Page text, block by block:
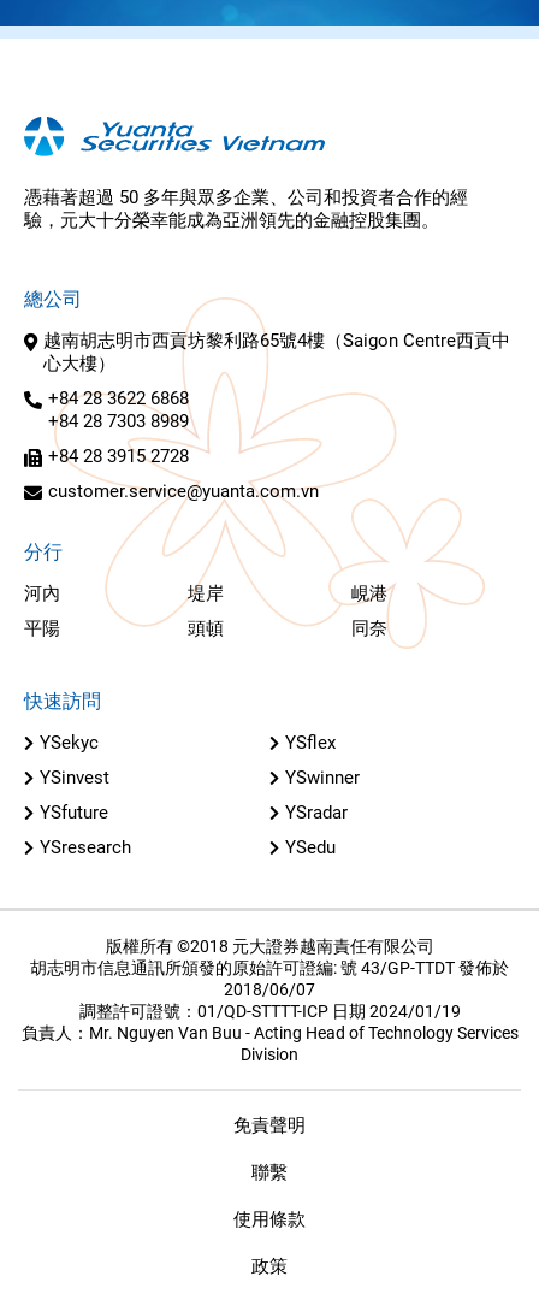
憑藉著超過 50 多年與眾多企業、公司和投資者合作的經
驗，元大十分榮幸能成為亞洲領先的金融控股集團。
總公司
越南胡志明市西貢坊黎利路65號4樓（Saigon Centre西貢中
心大樓）
+84 28 3622 6868
+84 28 7303 8989
+84 28 3915 2728
customer.service@yuanta.com.vn
分行
河內 堤岸
峴港
平陽
頭頓 同奈
快速訪問
YSekyc
YSflex
YSinvest
YSwinner
YSfuture
YSradar
YSresearch
YSedu
版權所有 ©2018 元大證券越南責任有限公司
胡志明市信息通訊所頒發的原始許可證編: 號 43/GP-TTDT 發佈於
2018/06/07
調整許可證號：01/QD-STTTT-ICP 日期 2024/01/19
負責人：Mr. Nguyen Van Buu - Acting Head of Technology Services
Division
免責聲明
聯繫
使用條款
政策